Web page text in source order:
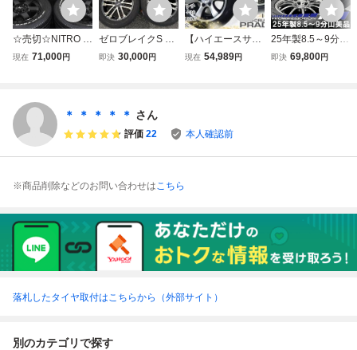
☆売切☆NITRO P
OWER M6 CARBI
(バン)規格☆215/6
0R17☆ハイエー
ス レジアスエース
☆
現在 71,000円
ゼロブレイクS ハ
イエース 200系 1
ホイール 4本
即決 30,000円
【ハイエースサイ
ズ！】トヨタ 120
60R17 ★
現在 54,989円
25年製8.5～9分山
美品★WORK EM
14.3
即決 69,800円
＊ ＊ ＊ ＊ ＊ さん
評価 22 本人確認前
※商品削除などのお問い合わせはこちら
落札したタイヤ取付はこちらから（外部サイト）
別のカテゴリで探す